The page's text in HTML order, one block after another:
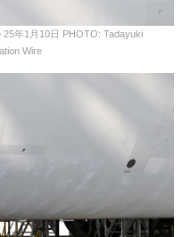
年1月10日 PHOTO: Tadayuki
Wire